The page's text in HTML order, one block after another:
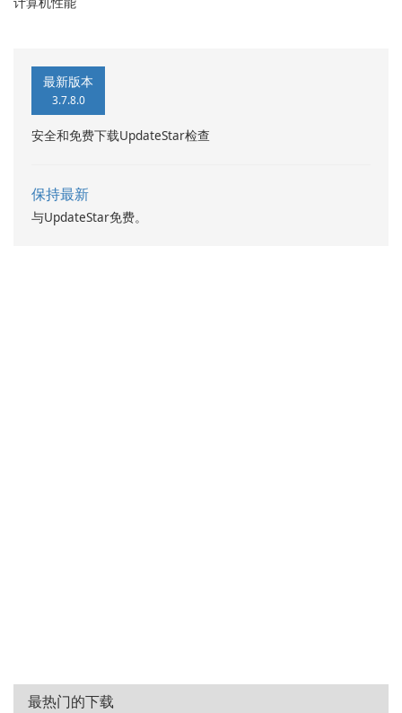
最新版本
3.7.8.0
安全和免费下载UpdateStar检查
保持最新
与UpdateStar免费。
最热门的下载